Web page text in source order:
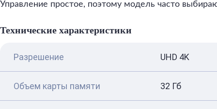
Управление простое, поэтому модель часто
Технические характеристики
Разрешение UHD 4K
Объем карты памяти 32 Гб